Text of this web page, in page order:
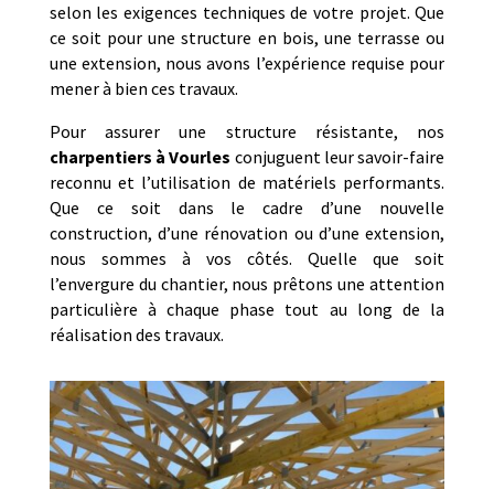
selon les exigences techniques de votre projet. Que
ce soit pour une structure en bois, une terrasse ou
une extension, nous avons l’expérience requise pour
mener à bien ces travaux.
Pour assurer une structure résistante, nos
charpentiers à Vourles conjuguent leur savoir-faire
reconnu et l’utilisation de matériels performants.
Que ce soit dans le cadre d’une nouvelle
construction, d’une rénovation ou d’une extension,
nous sommes à vos côtés. Quelle que soit
l’envergure du chantier, nous prêtons une attention
particulière à chaque phase tout au long de la
réalisation des travaux.